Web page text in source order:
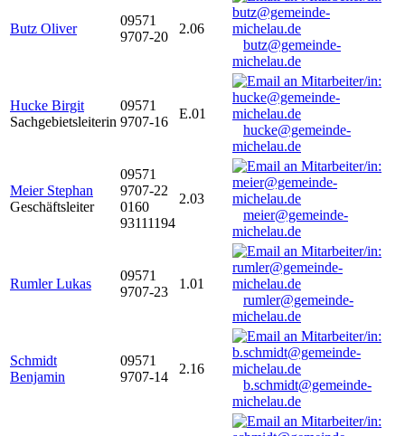
Butz Oliver
09571
9707-20
2.06
butz@gemeinde-
michelau.de
Hucke Birgit
Sachgebietsleiterin
09571
9707-16
E.01
hucke@gemeinde-
michelau.de
Meier Stephan
Geschäftsleiter
09571
9707-22
0160
93111194
2.03
meier@gemeinde-
michelau.de
Rumler Lukas
09571
9707-23
1.01
rumler@gemeinde-
michelau.de
Schmidt
Benjamin
09571
9707-14
2.16
b.schmidt@gemeinde-
michelau.de